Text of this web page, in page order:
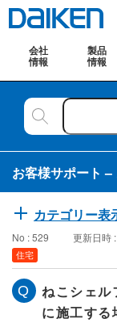
会社
情報
製品
情報
お客様サポート
カテゴリー表
No : 529 更新日時
住宅
ねこシェ
に施工す